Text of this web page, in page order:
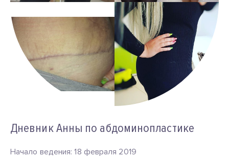
Дневник Анны по абдоминопластике
Начало ведения: 18 февраля 2019